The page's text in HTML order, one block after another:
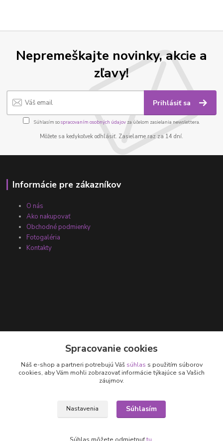
Nepremeškajte novinky, akcie a
zľavy!
Prihlásiť sa
Súhlasím sospracovaním osobných údajov za účelom zasielania newslettera.
Môžete sa kedykoľvek odhlásiť. Zasielame raz za 14 dní.
Informácie pre zákazníkov
O nás
Ako nakupovať
Obchodné podmienky
Fotogaléria
Kontakty
+421 905 531 251
Spracovanie cookies
Náš e-shop a partneri potrebujú Váš súhlas s použitím súborov
cookies, aby Vám mohli zobrazovať informácie týkajúce sa Vašich
záujmov.
Nastavenia Súhlasím